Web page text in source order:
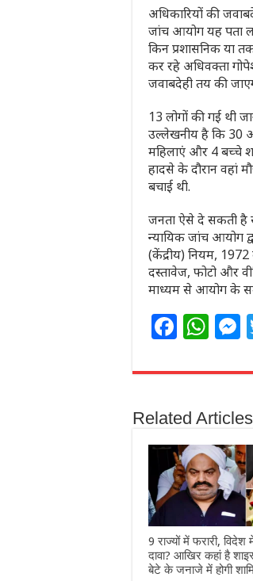
अधिकारियों की
जांच आयोग यह पता
किन प्रशासनिक या
कर रहे अधिवक्ता
जवाबदेही तय की
13 लोगों की गई थी
उल्लेखनीय है कि 30
महिलाएं और 4 बच्चे
हादसे के दौरान वहां
बचाई थी.
जनता ऐसे दे सकती है
न्यायिक जांच आयोग
(केंद्रीय) नियम,
दस्तावेज, फोटो और
माध्यम से आयोग के
F
c
e
b
o
o
k
W
at
s
A
p
p
n
r
Related Articles
9 राज्‍यों में फरारी, व‍िदेश
दावा? आख‍िर कहां है
बेटे के जनाजे में होगी